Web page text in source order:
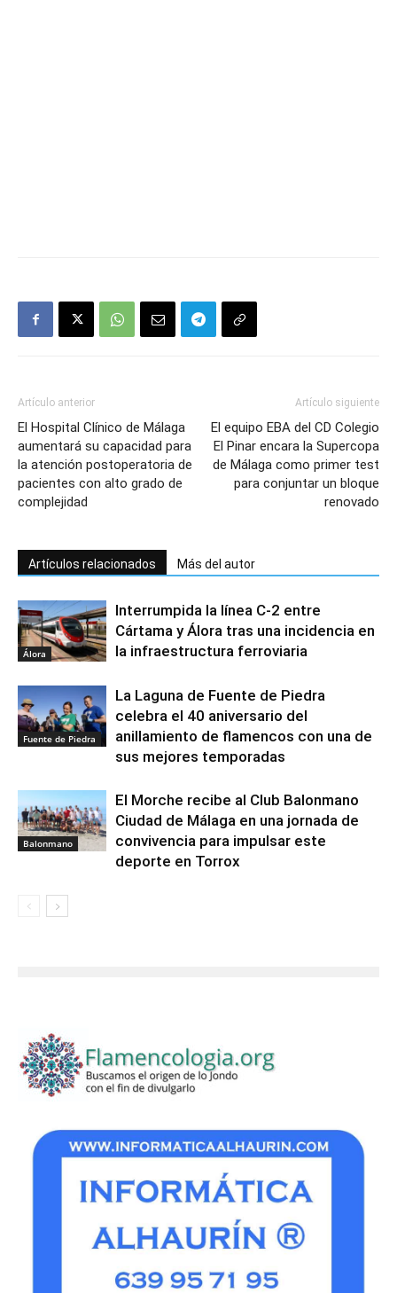
Artículo anterior
El Hospital Clínico de Málaga
aumentará su capacidad para
la atención postoperatoria de
pacientes con alto grado de
complejidad
Artículo siguiente
El equipo EBA del CD Colegio
El Pinar encara la Supercopa
de Málaga como primer test
para conjuntar un bloque
renovado
Artículos relacionados Más del autor
Álora
Interrumpida la línea C-2 entre
Cártama y Álora tras una incidencia en
la infraestructura ferroviaria
Fuente de Piedra
La Laguna de Fuente de Piedra
celebra el 40 aniversario del
anillamiento de flamencos con una de
sus mejores temporadas
Balonmano
El Morche recibe al Club Balonmano
Ciudad de Málaga en una jornada de
convivencia para impulsar este
deporte en Torrox